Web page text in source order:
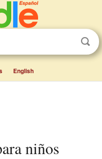
English
niños